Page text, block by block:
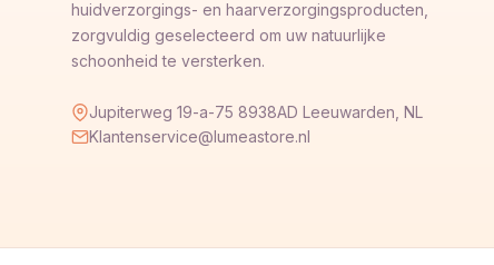
huidverzorgings- en haarverzorgingsproducten,
zorgvuldig geselecteerd om uw natuurlijke
schoonheid te versterken.
Jupiterweg 19-a-75 8938AD Leeuwarden, NL
Klantenservice@lumeastore.nl